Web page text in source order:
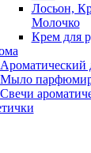
Лосьон,
Молочко
Крем для
Ароматический
Мыло
Свечи